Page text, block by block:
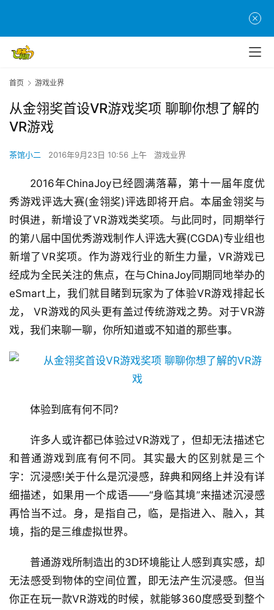
首页 游戏业界
从金翎奖首设VR游戏奖项 聊聊你想了解的
VR游戏
茶馆小二 2016年9月23日 10:56 上午 游戏业界
2016年ChinaJoy已经圆满落幕，第十一届年度优
秀游戏评选大赛(金翎奖)评选即将开启。本届金翎奖与
时俱进，新增设了VR游戏类奖项。与此同时，同期举行
的第八届中国优秀游戏制作人评选大赛(CGDA)专业组也
新增了VR奖项。作为游戏行业的新生力量，VR游戏已
经成为全民关注的焦点，在与ChinaJoy同期同地举办的
eSmart上，我们就目睹到玩家为了体验VR游戏排起长
龙， VR游戏的风头更有盖过传统游戏之势。对于VR游
戏，我们来聊一聊，你所知道或不知道的那些事。
体验到底有何不同?
许多人或许都已体验过VR游戏了，但却无法描述它
和普通游戏到底有何不同。其实最大的区别就是三个
字：沉浸感!关于什么是沉浸感，辞典和网络上并没有详
细描述，如果用一个成语——“身临其境”来描述沉浸感
再恰当不过。身，是指自己，临，是指进入、融入，其
境，指的是三维虚拟世界。
普通游戏所制造出的3D环境能让人感到真实感，却
无法感受到物体的空间位置，即无法产生沉浸感。但当
你正在玩一款VR游戏的时候，就能够360度感受到整个